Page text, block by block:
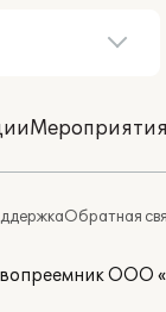
Мероприятия
Обратная
ООО